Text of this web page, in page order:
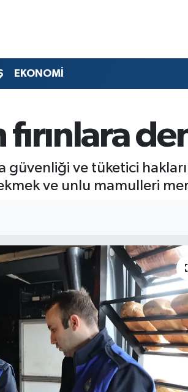
EKONOMİ
güvenliği ve tüketici
ve unlu mamulleri